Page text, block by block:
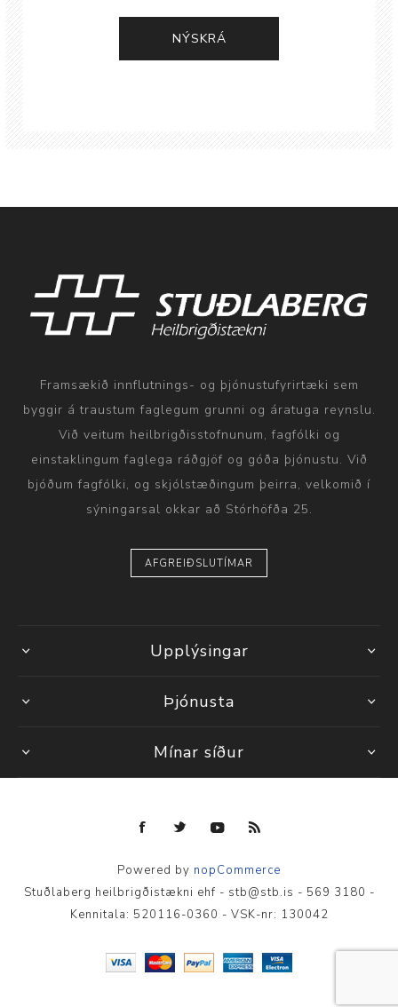
Framsækið innflutnings- og þjónustufyrirtæki sem
byggir á traustum faglegum grunni og áratuga reynslu.
Við veitum heilbrigðisstofnunum, fagfólki og
einstaklingum faglega ráðgjöf og góða þjónustu. Við
bjóðum fagfólki, og skjólstæðingum þeirra, velkomið í
sýningarsal okkar að Stórhöfða 25.
AFGREIÐSLUTÍMAR
Upplýsingar
Þjónusta
Mínar síður
Powered by nopCommerce
Stuðlaberg heilbrigðistækni ehf - stb@stb.is - 569 3180 -
Kennitala: 520116-0360 - VSK-nr: 130042